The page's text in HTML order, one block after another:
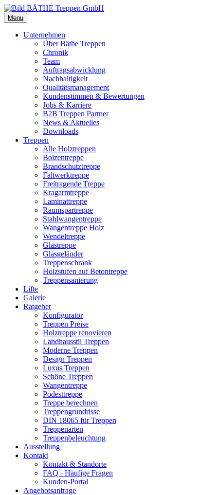
Menu
Unternehmen
Über Bäthe Treppen
Chronik
Team
Auftragsabwicklung
Nachhaltigkeit
Qualitätsmanagement
Kundenstimmen & Bewertungen
Jobs & Karriere
B2B Treppen Partner
News & Aktuelles
Downloads
Treppen
Alle Holztreppen
Bolzentreppe
Brandschutztreppe
Faltwerktreppe
Freitragende Treppe
Kragarmtreppe
Laminattreppe
Raumspartreppe
Stahlwangentreppe
Wangentreppe Holz
Wendeltreppe
Glastreppe
Glasgeländer
Treppenschrank
Holzstufen auf Betontreppe
Treppensanierung
Lifte
Galerie
Ratgeber
Konfigurator
Treppen Preise
Holztreppe renovieren
Landhausstil Treppen
Moderne Treppen
Design Treppen
Luxus Treppen
Schöne Treppen
Wangentreppe
Podesttreppe
Treppe berechnen
Treppengrundrisse
DIN 18065 für Treppen
Treppenarten
Treppenbeleuchtung
Ausstellung
Kontakt
Kontakt & Standorte
FAQ - Häufige Fragen
Kunden-Portal
Angebotsanfrage